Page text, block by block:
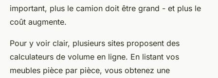
important, plus le camion doit être grand - et plus le
coût augmente.
Pour y voir clair, plusieurs sites proposent des
calculateurs de volume en ligne. En listant vos
meubles pièce par pièce, vous obtenez une